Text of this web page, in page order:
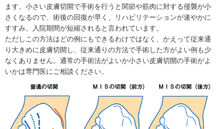
ます。小さい皮膚切開で手術を行うと関節や筋肉に対する侵襲が小
さくなるので、術後の回復が早く、リハビリテーションが速やかに
すすみ、入院期間が短縮されると言われています。
ただしこの方法はどの例にもできるわけではなく、かえって従来通
り大きめに皮膚切開し、従来通りの方法で手術した方がよい例も少
なくありません。通常の手術法がよいか小さい皮膚切開の手術がよ
いかは専門医にご相談ください。